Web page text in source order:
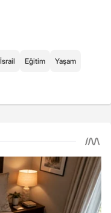
İsrail Eğitim Yaşam